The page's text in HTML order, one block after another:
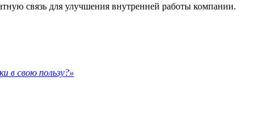
связь для улучшения внутренней работы компании.
в свою пользу?»